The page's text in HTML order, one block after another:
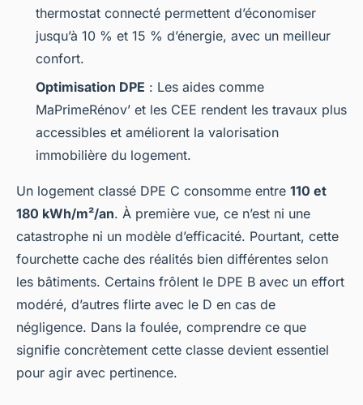
thermostat connecté permettent d’économiser
jusqu’à 10 % et 15 % d’énergie, avec un meilleur
confort.
Optimisation DPE : Les aides comme
MaPrimeRénov’ et les CEE rendent les travaux plus
accessibles et améliorent la valorisation
immobilière du logement.
Un logement classé DPE C consomme entre 110 et
180 kWh/m²/an. À première vue, ce n’est ni une
catastrophe ni un modèle d’efficacité. Pourtant, cette
fourchette cache des réalités bien différentes selon
les bâtiments. Certains frôlent le DPE B avec un effort
modéré, d’autres flirte avec le D en cas de
négligence. Dans la foulée, comprendre ce que
signifie concrètement cette classe devient essentiel
pour agir avec pertinence.